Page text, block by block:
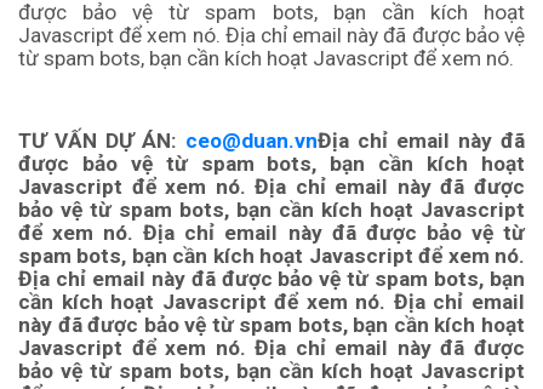
được bảo vệ từ spam bots, bạn cần kích hoạt
Javascript để xem nó. Địa chỉ email này đã được bảo vệ
từ spam bots, bạn cần kích hoạt Javascript để xem nó.
TƯ VẤN DỰ ÁN: ceo@duan.vnĐịa chỉ email này đã
được bảo vệ từ spam bots, bạn cần kích hoạt
Javascript để xem nó.Địa chỉ email này đã được
bảo vệ từ spam bots, bạn cần kích hoạt Javascript
để xem nó.Địa chỉ email này đã được bảo vệ từ
spam bots, bạn cần kích hoạt Javascript để xem nó.
Địa chỉ email này đã được bảo vệ từ spam bots, bạn
cần kích hoạt Javascript để xem nó. Địa chỉ email
này đã được bảo vệ từ spam bots, bạn cần kích hoạt
Javascript để xem nó.Địa chỉ email này đã được
bảo vệ từ spam bots, bạn cần kích hoạt Javascript